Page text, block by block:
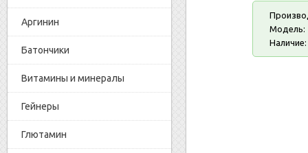
Аргинин
Батончики
Витамины и минералы
Гейнеры
Глютамин
Модель:
Наличие: